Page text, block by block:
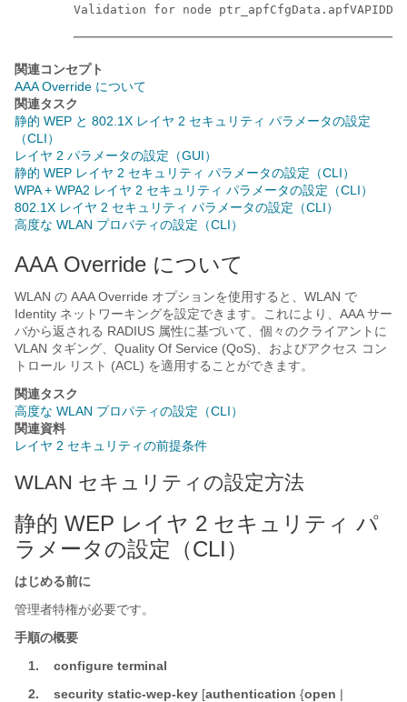
関連コンセプト
AAA Override について
関連タスク
静的 WEP と 802.1X レイヤ 2 セキュリティ パラメータの設定
（CLI）
レイヤ 2 パラメータの設定（GUI）
静的 WEP レイヤ 2 セキュリティ パラメータの設定（CLI）
WPA + WPA2 レイヤ 2 セキュリティ パラメータの設定（CLI）
802.1X レイヤ 2 セキュリティ パラメータの設定（CLI）
高度な WLAN プロパティの設定（CLI）
AAA Override について
WLAN の AAA Override オプションを使用すると、WLAN で
Identity ネットワーキングを設定できます。これにより、AAA サー
バから返される RADIUS 属性に基づいて、個々のクライアントに
VLAN タギング、Quality Of Service (QoS)、およびアクセス コン
トロール リスト (ACL) を適用することができます。
関連タスク
高度な WLAN プロパティの設定（CLI）
関連資料
レイヤ 2 セキュリティの前提条件
WLAN セキュリティの設定方法
静的 WEP レイヤ 2 セキュリティ パ
ラメータの設定（CLI）
はじめる前に
管理者特権が必要です。
手順の概要
1.
configure terminal
2.
security static-wep-key [authentication {open |